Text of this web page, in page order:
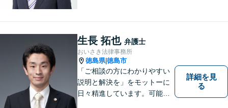
相談にのっています。 まずは
ご相談ください。
生長 拓也 弁護士
おいさき法律事務所
徳島県|徳島市
「ご相談の方にわかりやすい
説明と解決を」をモットーに
日々精進しています。可能な
詳細を見
る